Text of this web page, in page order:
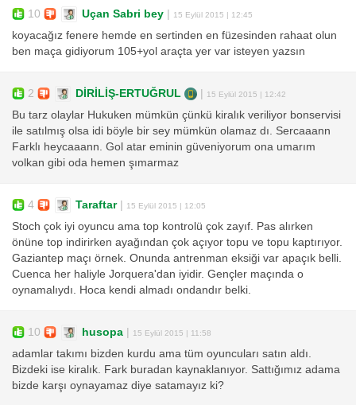
10 Uçan Sabri bey 15 Eylül 2015 | 12:45
koyacağız fenere hemde en sertinden en füzesinden rahaat olun
ben maça gidiyorum 105+yol araçta yer var isteyen yazsın
2 DİRİLİŞ-ERTUĞRUL 15 Eylül 2015 | 12:42
Bu tarz olaylar Hukuken mümkün çünkü kiralık veriliyor bonservisi
ile satılmış olsa idi böyle bir sey mümkün olamaz dı. Sercaaann
Farklı heycaaann. Gol atar eminin güveniyorum ona umarım
volkan gibi oda hemen şımarmaz
4 Taraftar| 15 Eylül 2015 | 12:05
Stoch çok iyi oyuncu ama top kontrolü çok zayıf. Pas alırken
önüne top indirirken ayağından çok açıyor topu ve topu kaptırıyor.
Gaziantep maçı örnek. Onunda antrenman eksiği var apaçık belli.
Cuenca her haliyle Jorquera'dan iyidir. Gençler maçında o
oynamalıydı. Hoca kendi almadı ondandır belki.
10 husopa 15 Eylül 2015 | 11:58
adamlar takımı bizden kurdu ama tüm oyuncuları satın aldı.
Bizdeki ise kiralık. Fark buradan kaynaklanıyor. Sattığımız adama
bizde karşı oynayamaz diye satamayız ki?